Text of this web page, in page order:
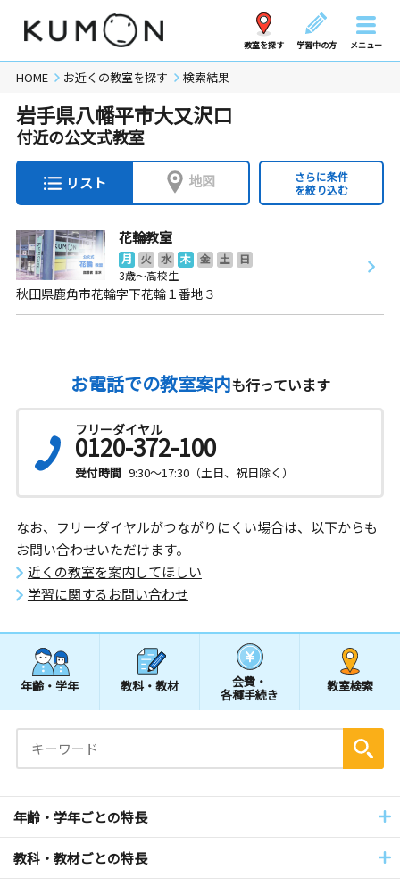
教室を探す 学習中の方 メニュー
HOME お近くの教室を探す 検索結果
岩手県八幡平市大又沢口
付近の公文式教室
リスト 地図
さらに条件
を絞り込む
花輪教室
月 火 水 木 金 土
日
3歳～高校生
秋田県鹿角市花輪字下花輪１番地３
お電話での教室案内も行っています
フリーダイヤル
0120-372-100
受付時間 9:30～17:30（土日、祝日除く）
なお、フリーダイヤルがつながりにくい場合は、以下からも
お問い合わせいただけます。
近くの教室を案内してほしい
学習に関するお問い合わせ
年齢・学年 教科・教材 会費・
各種手続き
教室検索
年齢・学年ごとの特長
教科・教材ごとの特長